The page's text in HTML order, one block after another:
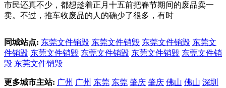
市民还真不少，都想趁着正月十五前把春节期间的废品卖一
卖。不过，推车收废品的人的确少了很多，有时
同城站点: 东莞文件销毁 东莞文件销毁 东莞文件销毁 东莞文
件销毁 东莞文件销毁 东莞文件销毁 东莞文件销毁 东莞文件销
毁 东莞文件销毁
更多城市主站: 广州 广州 东莞 东莞 肇庆 肇庆 佛山 佛山 深圳